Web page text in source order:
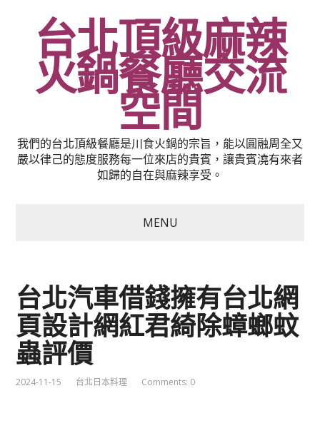
台北頂級麻辣
火鍋餐廳交流
空間
我們的台北頂級餐廳是川食火鍋的宗旨，能以圓融周全又
嚴以律己的態度服務每一位來店的貴賓，讓貴賓澆有來者
如歸的自在與麻辣享受。
MENU
台北汽車借錢擁有台北網
頁設計網紅君綺除蟑螂蚊
蟲評價
2024-11-15 台北日本料理 Comments: 0